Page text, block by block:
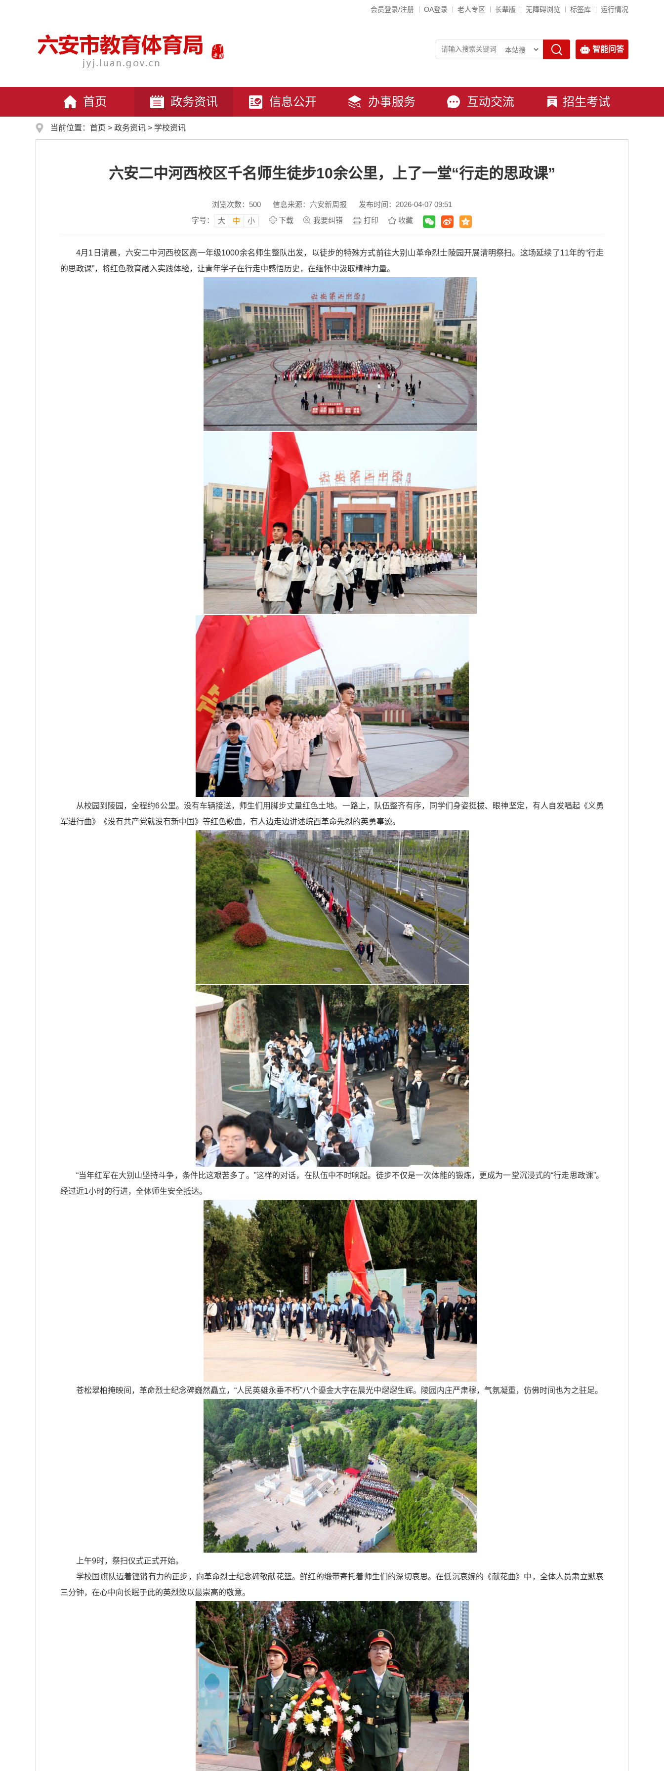
会员登录/注册 OA登录 老人专区 长辈版 无障碍浏览 标签库 运行情况
智能问答
首页 政务资讯 信息公开 办事服务 互动交流 招生考试
当前位置： 首页 > 政务资讯 > 学校资讯
六安二中河西校区千名师生徒步10余公里，上了一堂“行走的思政课”
浏览次数： 500 信息来源：六安新周报
发布时间：2026-04-07 09:51
字号：
大 中 小 下载 我要纠错 打印 收藏
4月1日清晨，六安二中河西校区高一年级1000余名师生整队出发，以徒步的特殊方式前往大别山革命烈士陵园开展清明祭扫。这场延续了11年的“行走
的思政课”，将红色教育融入实践体验，让青年学子在行走中感悟历史，在缅怀中汲取精神力量。
从校园到陵园，全程约6公里。没有车辆接送，师生们用脚步丈量红色土地。一路上，队伍整齐有序，同学们身姿挺拔、眼神坚定，有人自发唱起《义勇
军进行曲》《没有共产党就没有新中国》等红色歌曲，有人边走边讲述皖西革命先烈的英勇事迹。
“当年红军在大别山坚持斗争，条件比这艰苦多了。”这样的对话，在队伍中不时响起。徒步不仅是一次体能的锻炼，更成为一堂沉浸式的“行走思政课”。
经过近1小时的行进，全体师生安全抵达。
苍松翠柏掩映间，革命烈士纪念碑巍然矗立，“人民英雄永垂不朽”八个鎏金大字在晨光中熠熠生辉。陵园内庄严肃穆，气氛凝重，仿佛时间也为之驻足。
上午9时，祭扫仪式正式开始。
学校国旗队迈着铿锵有力的正步，向革命烈士纪念碑敬献花篮。鲜红的缎带寄托着师生们的深切哀思。在低沉哀婉的《献花曲》中，全体人员肃立默哀
三分钟，在心中向长眠于此的英烈致以最崇高的敬意。